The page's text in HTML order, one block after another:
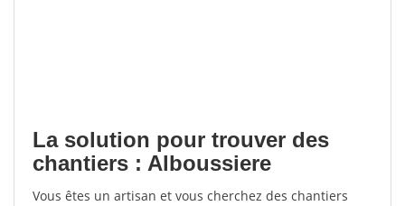
La solution pour trouver des
chantiers : Alboussiere
Vous êtes un artisan et vous cherchez des chantiers